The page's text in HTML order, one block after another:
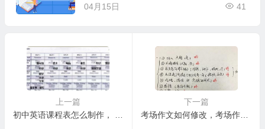
04月15日 41
上一篇
下一篇
考场作文如何修改，考场作文修改的具体技巧与策略